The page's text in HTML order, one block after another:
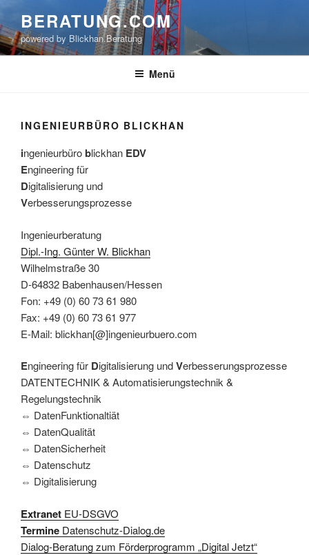
Zum
Inhalt
springen
BERATUNG.COM
powered by Blickhan.Beratung
Menü
INGENIEURBÜRO BLICKHAN
ingenieurbüroblickhan EDV
Engineering für
Digitalisierung und
Verbesserungsprozesse
Ingenieurberatung
Dipl.-Ing. Günter W. Blickhan
Wilhelmstraße 30
D-64832 Babenhausen/Hessen
Fon: +49 (0) 60 73 61 980
Fax: +49 (0) 60 73 61 977
E-Mail: blickhan[@]ingenieurbuero.com
Engineering für Digitalisierung undVerbesserungsprozesse
DATENTECHNIK & Automatisierungstechnik &
Regelungstechnik
⇔ DatenFunktionaltiät
⇔ DatenQualität
⇔ DatenSicherheit
⇔ Datenschutz
⇔ Digitalisierung
Extranet EU-DSGVO
Termine Datenschutz-Dialog.de
Dialog-Beratung zum Förderprogramm „Digital Jetzt“